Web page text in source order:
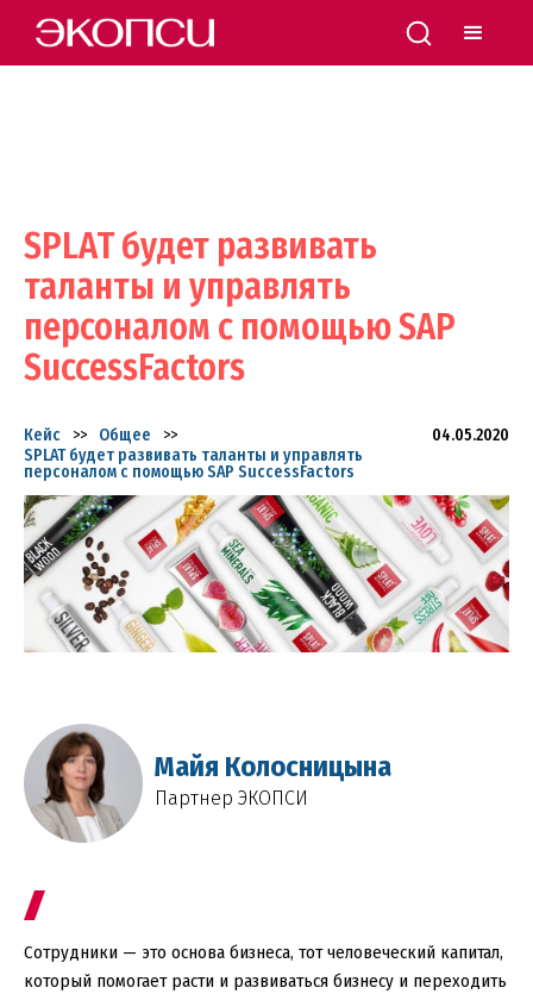
SPLAT будет развивать
таланты и управлять
персоналом с помощью SAP
SuccessFactors
04.05.2020
Кейс >> Общее
>>
SPLAT будет развивать таланты и управлять
персоналом с помощью SAP SuccessFactors
Майя Колосницына
Партнер ЭКОПСИ
Cотрудники — это основа бизнеса, тот человеческий капитал,
который помогает расти и развиваться бизнесу и переходить